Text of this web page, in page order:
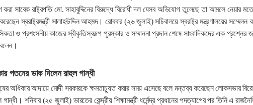
সাবেক রাষ্ট্রপতি মো. সাহাবুদ্দিনের বিরুদ্ধে বিরোধী দল যেসব অভিযোগ তুলেছে তা আমলে নেয়ার
স্বরাষ্ট্রমন্ত্রী সালাহউদ্দিন আহমদ। রোববার (২৬ জুলাই) সচিবালয়ে স্বরাষ্ট্র মন্ত্রণালয়ের সম্মেলন
ও প্রশংসনীয় কাজের স্বীকৃতিস্বরূপ পুরস্কার ও সম্মাননা প্রদান শেষে সাংবাদিকদের এক প্রশ্নের
পতনের ডাক দিলেন রাহুল গান্ধী
অধিকার আদায়ে মোদী সরকারকে ক্ষমতাচ্যুত করার সময় এসেছে বলে মন্তব্য করেছেন লোকসভার
শনিবার (২৫ জুলাই) ভারতের কেন্দ্রীয় শিক্ষামন্ত্রী ধর্মেন্দ্র প্রধানের পদত্যাগের পর তিনি এ